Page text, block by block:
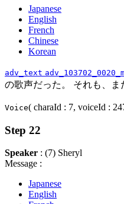
Japanese
English
French
Chinese
Korean
adv_text
の歌声だった。 それも、
Voice( charaId : 7, voiceId :
Step 22
Speaker : (7) Sheryl
Message :
Japanese
English